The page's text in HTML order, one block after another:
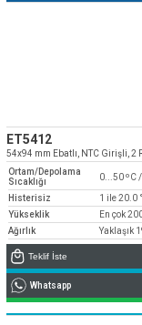
ET5412
54x94 mm Ebatlı, NTC Girişli, 2
Ortam/Depolama
Sıcaklığı
0...50 ºC
Histerisiz
1 ile 20.0
Yükseklik
En çok
Ağırlık
Yaklaşık
Teklif İste
Whatsapp